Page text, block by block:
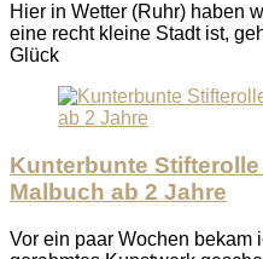
Hier in Wetter (Ruhr) haben
eine recht kleine Stadt ist,
Glück
Kunterbunte Stifterolle
Malbuch ab 2 Jahre
Vor ein paar Wochen bekam